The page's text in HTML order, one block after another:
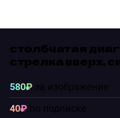
столбчатая
стрелка вверх,
580₽за изображение
40₽по подписке